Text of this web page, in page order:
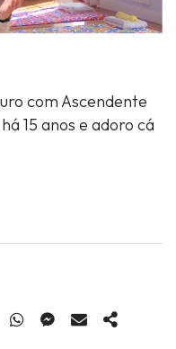
com Ascendente
15 anos e adoro cá